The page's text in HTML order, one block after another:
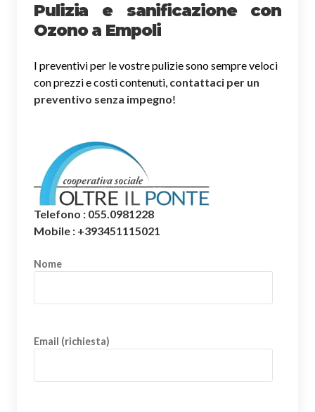
Pulizia e sanificazione con
Ozono a Empoli
I preventivi per le vostre pulizie sono sempre veloci
con prezzi e costi contenuti, contattaci per un
preventivo senza impegno!
Telefono : 055.0981228
Mobile : +393451115021
Nome
Email (richiesta)